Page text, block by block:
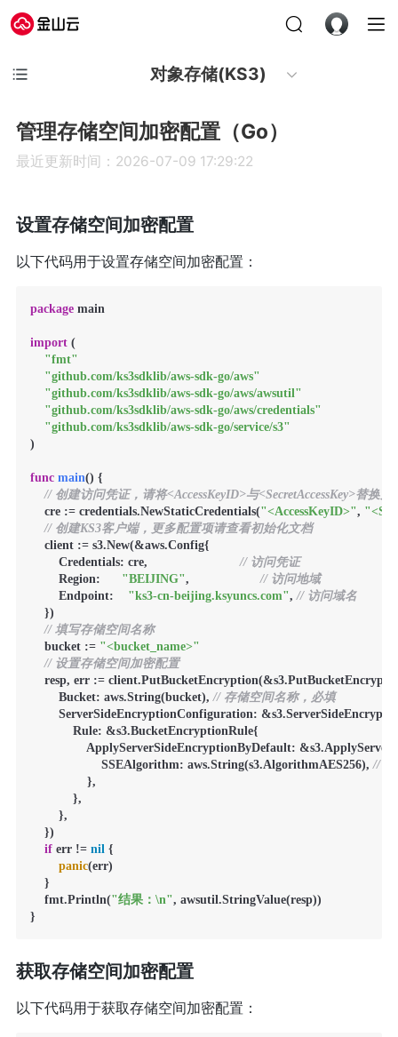
对象存储(KS3)
管理存储空间加密配置（Go）
最近更新时间：2026-07-09 17:29:22
设置存储空间加密配置
以下代码用于设置存储空间加密配置：
package main
import (
"fmt"
"github.com/ks3sdklib/aws-sdk-go/aws"
"github.com/ks3sdklib/aws-sdk-go/aws/awsutil"
"github.com/ks3sdklib/aws-sdk-go/aws/credentials"
"github.com/ks3sdklib/aws-sdk-go/service/s3"
)
func main() {
// 创建访问凭证，请将<AccessKeyID>与<SecretAccessKey>替换为
    cre := credentials.NewStaticCredentials(
"<AccessKeyID>",
// 创建KS3客户端，更多配置项请查看初始化文档
    client := s3.New(&aws.Config{
        Credentials: cre,
// 访问凭证
        Region:
"BEIJING", // 访问地域
        Endpoint:
"ks3-cn-beijing.ksyuncs.com", // 访问域名
    })
// 填写存储空间名称
    bucket :=
"<bucket_name>"
// 设置存储空间加密配置
resp, err :=
        Bucket: aws.String(bucket),
// 存储空间名称，必填
ServerSideEncryptionConfiguration:
            Rule: &s3.BucketEncryptionRule{
ApplyServerSideEncryptionByDefault:
                    SSEAlgorithm: aws.String(s3.AlgorithmAES256),
// 加
                },
            },
        },
    })
if err != nil {
panic(err)
    }
    fmt.Println(
"结果：\n", awsutil.StringValue(resp))
}
获取存储空间加密配置
以下代码用于获取存储空间加密配置：